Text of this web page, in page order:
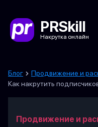
PRSkill
Накрутка онлайн
Блог
Продвижение и
Как накрутить
Продвижение и